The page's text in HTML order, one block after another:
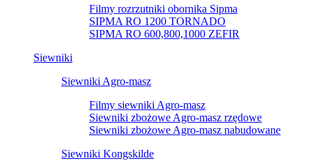
Filmy rozrzutniki obornika Sipma
SIPMA RO 1200 TORNADO
SIPMA RO 600,800,1000 ZEFIR
Siewniki
Siewniki Agro-masz
Filmy siewniki Agro-masz
Siewniki zbożowe Agro-masz rzędowe
Siewniki zbożowe Agro-masz nabudowane
Siewniki Kongskilde